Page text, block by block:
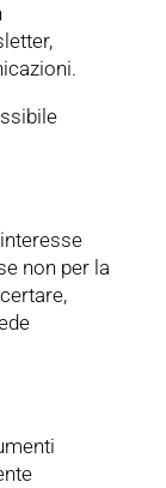
non per la